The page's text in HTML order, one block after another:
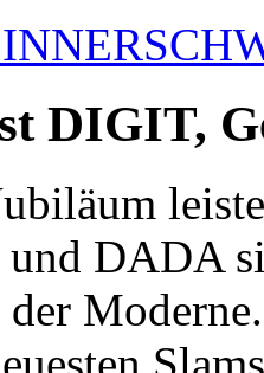
DIGIT,
DADA